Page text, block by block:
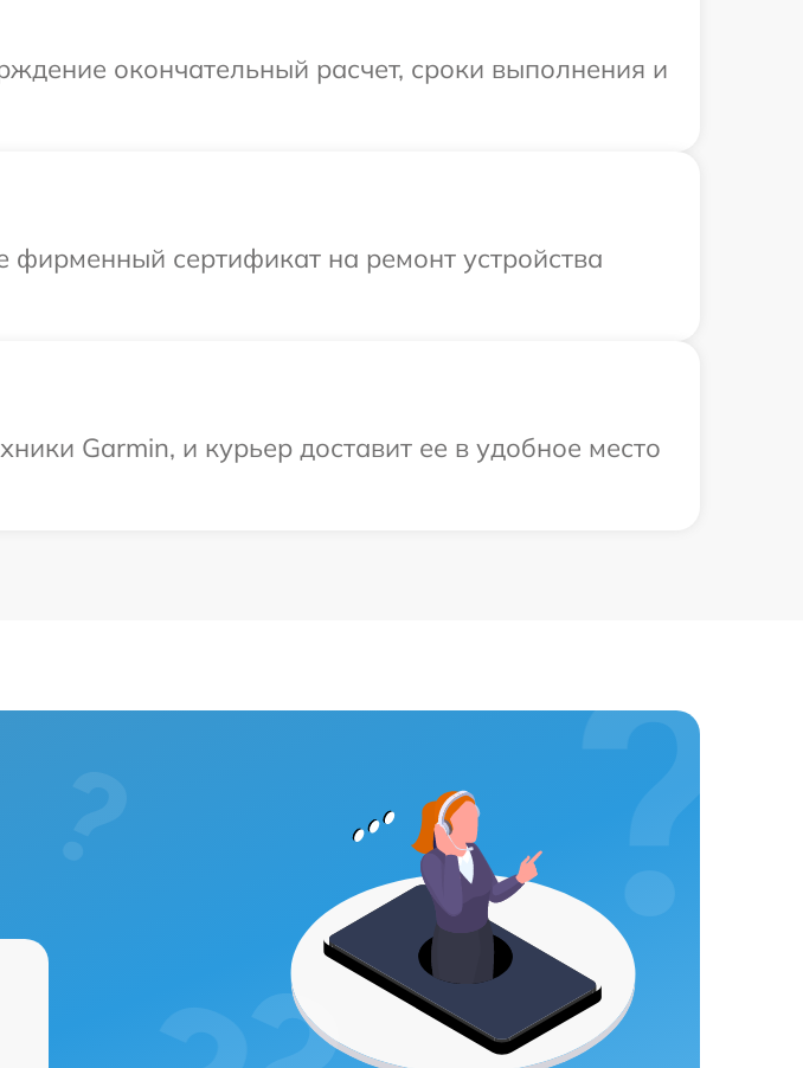
окончательный расчет, сроки выполнения и
сертификат на ремонт устройства
Garmin, и курьер доставит ее в удобное место